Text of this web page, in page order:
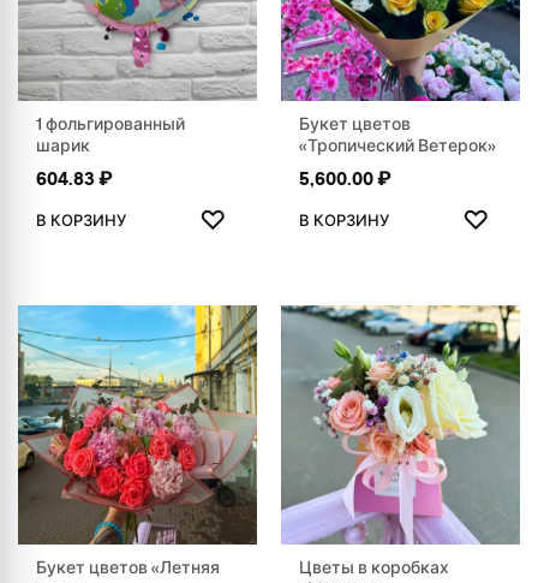
1 фольгированный
шарик
604.83₽
В КОРЗИНУ ♡
ДОБАВИТЬ В ИЗБРАННОЕ
Букет цветов
«Тропический Ветерок»
5,600.00₽
В КОРЗИНУ ♡
Букет цветов «Летняя
Цветы в коробках